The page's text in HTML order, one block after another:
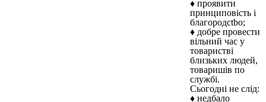
♦ проявити
принциповість і
благородctbo;
♦ добре провести
вільний час у
товаристві
близьких людей,
товаришів по
службі.
Сьогодні не слід:
♦ недбало